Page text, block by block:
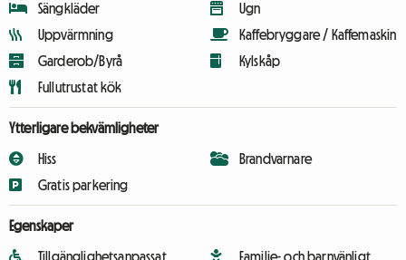
Sängkläder
Uppvärmning
Garderob/Byrå
Fullutrustat kök
Ugn
Kaffebryggare / Kaffemaskin
Kylskåp
Ytterligare bekvämligheter
Hiss
Gratis parkering
Brandvarnare
Egenskaper
Tillgänglighetsanpassat Familje- och barnvänligt